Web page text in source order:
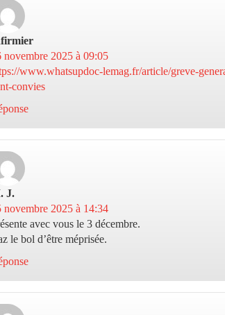
novembre 2025 à 09:05
www.whatsupdoc-lemag.fr/article/greve-
convies
J.
novembre 2025 à 14:34
avec vous le 3 décembre.
le bol d’être méprisée.